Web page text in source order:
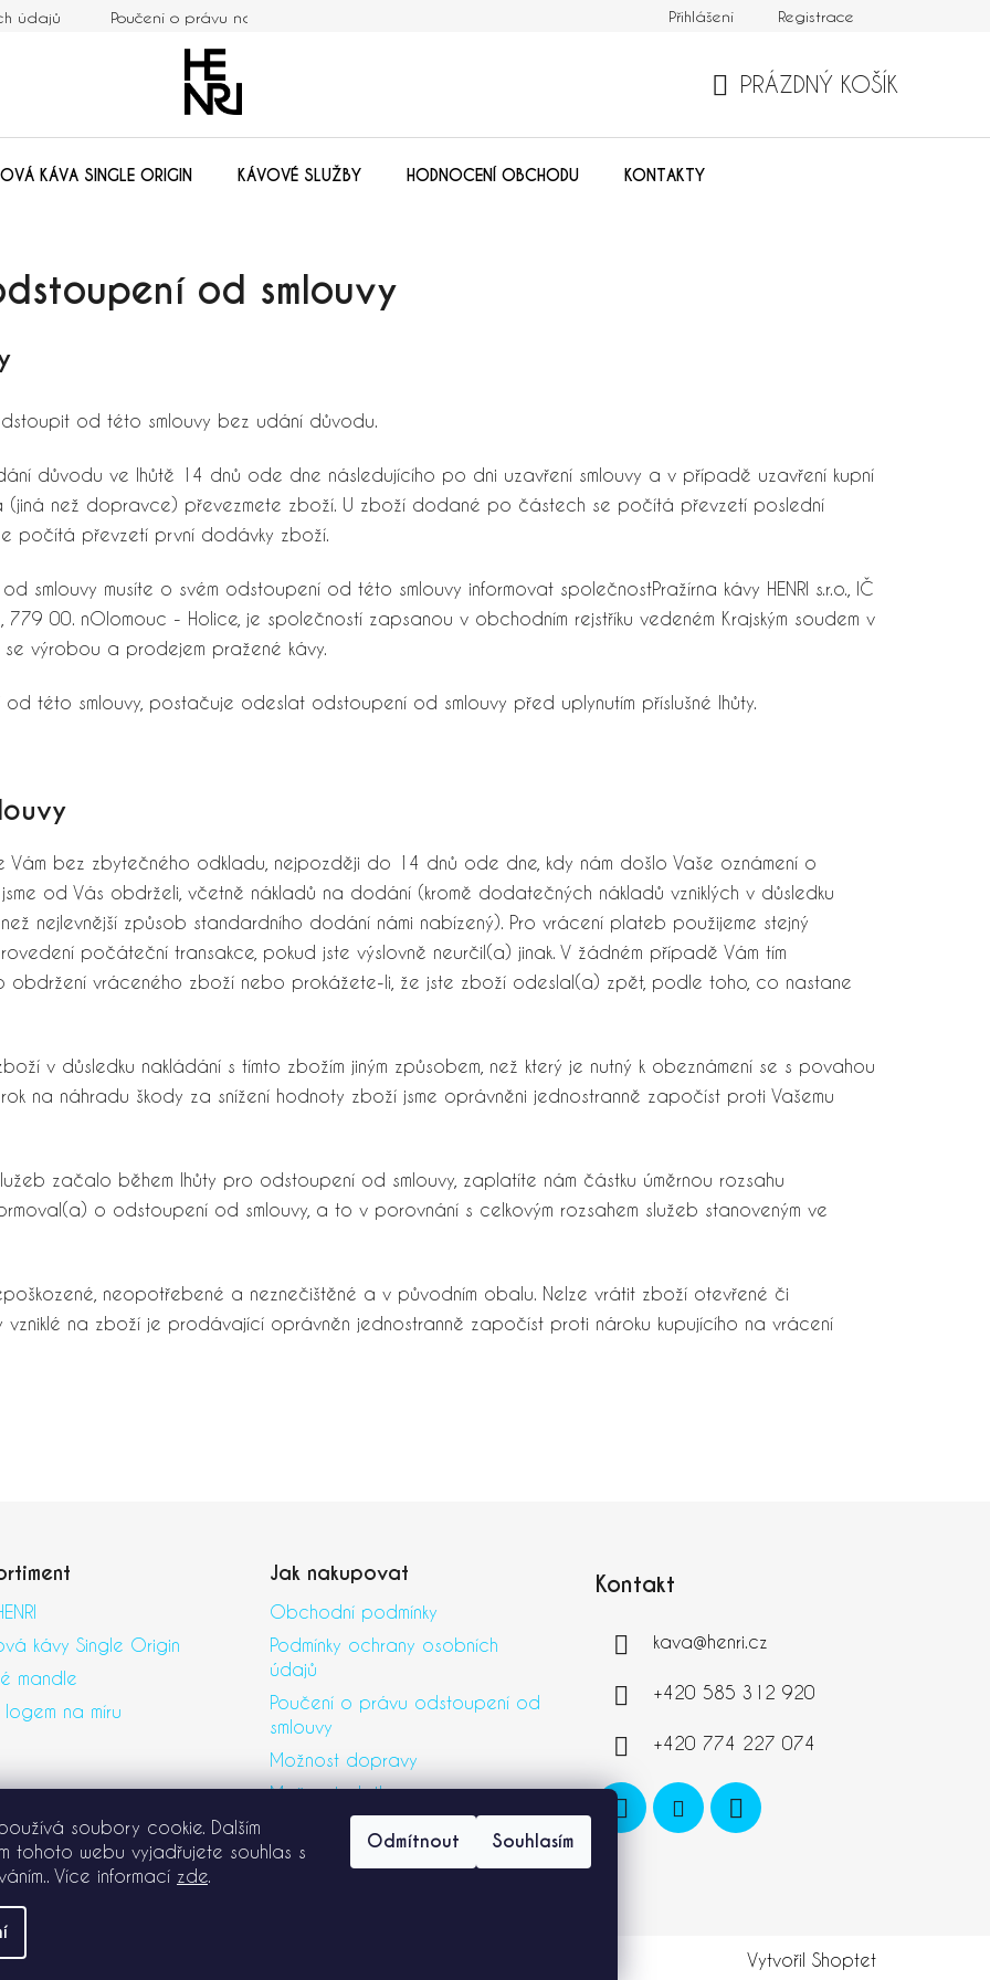
soubory cookie. Dalším
tohoto webu vyjadřujete souhlas s
Více informací zde.
Odmítnout Souhlasím
údajů Poučení o právu na odstoupení od smlouvy Možnost platby Kontakty
Přihlášení Registrace
PRÁZDNÝ KOŠÍK
KÁVA SINGLE ORIGIN KÁVOVÉ SLUŽBY HODNOCENÍ OBCHODU KONTAKTY
od smlouvy
od této smlouvy bez udání důvodu.
důvodu ve lhůtě 14 dnů ode dne následujícího po dni uzavření smlouvy a v případě uzavření kupní
(jiná než dopravce) převezmete zboží. U zboží dodané po částech se počítá převzetí poslední
počítá převzetí první dodávky zboží.
musíte o svém odstoupení od této smlouvy informovat společnostPražírna kávy HENRI s.r.o., IČ
00. nOlomouc - Holice, je společností zapsanou v obchodním rejstříku vedeném Krajským soudem v
výrobou a prodejem pražené kávy.
této smlouvy, postačuje odeslat odstoupení od smlouvy před uplynutím příslušné lhůty.
Vám bez zbytečného odkladu, nejpozději do 14 dnů ode dne, kdy nám došlo Vaše oznámení o
od Vás obdrželi, včetně nákladů na dodání (kromě dodatečných nákladů vzniklých v důsledku
nejlevnější způsob standardního dodání námi nabízený). Pro vrácení plateb použijeme stejný
počáteční transakce, pokud jste výslovně neurčil(a) jinak. V žádném případě Vám tím
obdržení vráceného zboží nebo prokážete-li, že jste zboží odeslal(a) zpět, podle toho, co nastane
v důsledku nakládání s tímto zbožím jiným způsobem, než který je nutný k obeznámení se s povahou
na náhradu škody za snížení hodnoty zboží jsme oprávněni jednostranně započíst proti Vašemu
začalo během lhůty pro odstoupení od smlouvy, zaplatíte nám částku úměrnou rozsahu
o odstoupení od smlouvy, a to v porovnání s celkovým rozsahem služeb stanoveným ve
neopotřebené a neznečištěné a v původním obalu. Nelze vrátit zboží otevřené či
vzniklé na zboží je prodávající oprávněn jednostranně započíst proti nároku kupujícího na vrácení
kávy Single Origin
mandle
na míru
Jak nakupovat
Obchodní podmínky
Podmínky ochrany osobních
údajů
Poučení o právu odstoupení od
smlouvy
Možnost dopravy
Možnost platby
Moje objednávka
Kontakt
kava@henri.cz
+420 585 312 920
+420 774 227 074
Vytvořil Shoptet
vyhrazena.